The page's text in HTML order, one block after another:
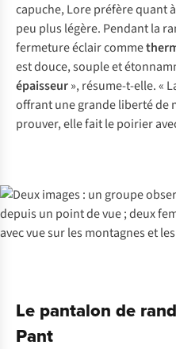
capuche, Lore préfère quant
peu plus légère. Pendant la
fermeture éclair comme
est douce, souple et
épaisseur», résume-t-elle. «
offrant une grande liberté de
prouver, elle fait le poirier
Le pantalon de
Pant